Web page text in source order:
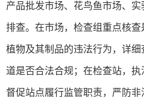
产品批发市场、花鸟鱼市场、
排查。在市场，检查组重点核
植物及其制品的违法行为，详
道是否合法合规；在检查站，执
督促站点履行监管职责，严防